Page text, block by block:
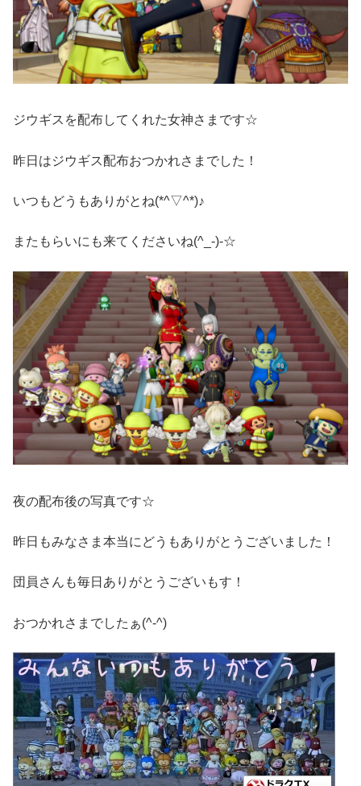
ジウギスを配布してくれた女神さまです☆
昨日はジウギス配布おつかれさまでした！
いつもどうもありがとね(*^▽^*)♪
またもらいにも来てくださいね(^_-)-☆
夜の配布後の写真です☆
昨日もみなさま本当にどうもありがとうございました！
団員さんも毎日ありがとうございもす！
おつかれさまでしたぁ(^-^)ゞ